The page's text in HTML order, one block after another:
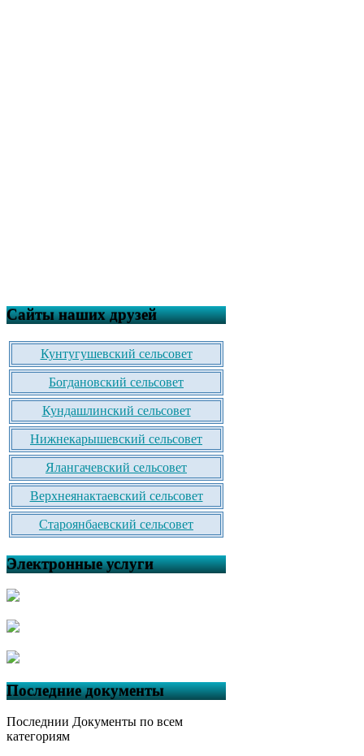
Сайты наших друзей
Кунтугушевский сельсовет
Богдановский сельсовет
Кундашлинский сельсовет
Нижнекарышевский сельсовет
Ялангачевский сельсовет
Верхнеянактаевский сельсовет
Староянбаевский сельсовет
Электронные услуги
Последние документы
Последнии Документы по всем
категориям